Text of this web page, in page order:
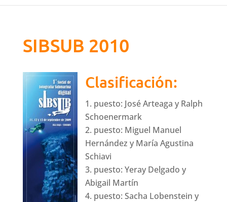
SIBSUB 2010
Clasificación:
puesto: José Arteaga y Ralph
Schoenermark
puesto: Miguel Manuel
Hernández y María Agustina
Schiavi
puesto: Yeray Delgado y
Abigail Martín
puesto: Sacha Lobenstein y